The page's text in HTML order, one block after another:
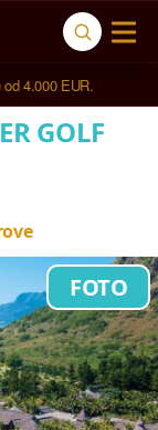
4.000 EUR.
GOLF
FOTO